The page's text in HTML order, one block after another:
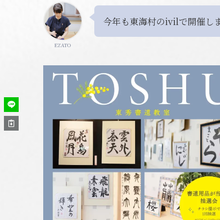
EZATO
今年も東海村のivilで開催し